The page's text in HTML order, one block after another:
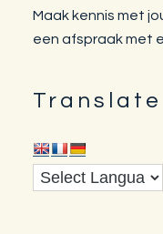
Maak kennis met
een afspraak met
Translate